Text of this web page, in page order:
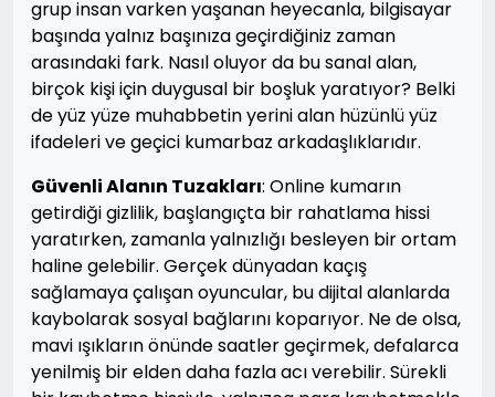
grup insan varken yaşanan heyecanla, bilgisayar
başında yalnız başınıza geçirdiğiniz zaman
arasındaki fark. Nasıl oluyor da bu sanal alan,
birçok kişi için duygusal bir boşluk yaratıyor? Belki
de yüz yüze muhabbetin yerini alan hüzünlü yüz
ifadeleri ve geçici kumarbaz arkadaşlıklarıdır.
Güvenli Alanın Tuzakları: Online kumarın
getirdiği gizlilik, başlangıçta bir rahatlama hissi
yaratırken, zamanla yalnızlığı besleyen bir ortam
haline gelebilir. Gerçek dünyadan kaçış
sağlamaya çalışan oyuncular, bu dijital alanlarda
kaybolarak sosyal bağlarını koparıyor. Ne de olsa,
mavi ışıkların önünde saatler geçirmek, defalarca
yenilmiş bir elden daha fazla acı verebilir. Sürekli